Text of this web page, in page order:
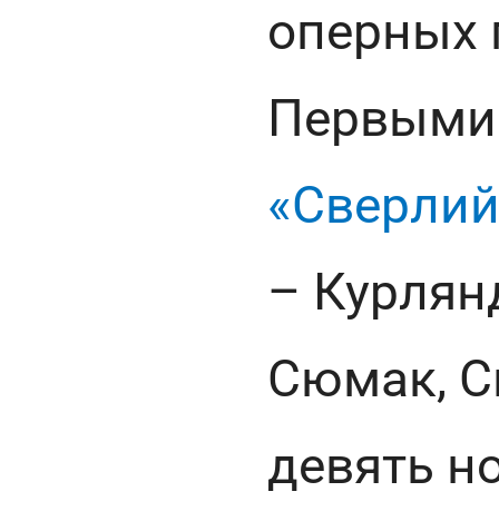
оперных
Первыми
–
Сюмак,
девять